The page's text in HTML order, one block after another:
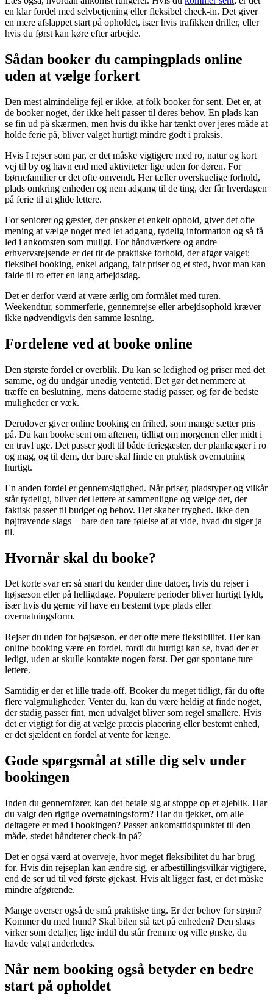
en klar fordel med selvbetjening eller fleksibel check-in. Det giver
en mere afslappet start på opholdet, især hvis trafikken driller, eller
hvis du først kan køre efter arbejde.
Sådan booker du campingplads online
uden at vælge forkert
Den mest almindelige fejl er ikke, at folk booker for sent. Det er, at
de booker noget, der ikke helt passer til deres behov. En plads kan
se fin ud på skærmen, men hvis du ikke har tænkt over jeres måde at
holde ferie på, bliver valget hurtigt mindre godt i praksis.
Hvis I rejser som par, er det måske vigtigere med ro, natur og kort
vej til by og havn end med aktiviteter lige uden for døren. For
børnefamilier er det ofte omvendt. Her tæller overskuelige forhold,
plads omkring enheden og nem adgang til de ting, der får hverdagen
på ferie til at glide lettere.
For seniorer og gæster, der ønsker et enkelt ophold, giver det ofte
mening at vælge noget med let adgang, tydelig information og så få
led i ankomsten som muligt. For håndværkere og andre
erhvervsrejsende er det tit de praktiske forhold, der afgør valget:
fleksibel booking, enkel adgang, fair priser og et sted, hvor man kan
falde til ro efter en lang arbejdsdag.
Det er derfor værd at være ærlig om formålet med turen.
Weekendtur, sommerferie, gennemrejse eller arbejdsophold kræver
ikke nødvendigvis den samme løsning.
Fordelene ved at booke online
Den største fordel er overblik. Du kan se ledighed og priser med det
samme, og du undgår unødig ventetid. Det gør det nemmere at
træffe en beslutning, mens datoerne stadig passer, og før de bedste
muligheder er væk.
Derudover giver online booking en frihed, som mange sætter pris
på. Du kan booke sent om aftenen, tidligt om morgenen eller midt i
en travl uge. Det passer godt til både feriegæster, der planlægger i ro
og mag, og til dem, der bare skal finde en praktisk overnatning
hurtigt.
En anden fordel er gennemsigtighed. Når priser, pladstyper og vilkår
står tydeligt, bliver det lettere at sammenligne og vælge det, der
faktisk passer til budget og behov. Det skaber tryghed. Ikke den
højtravende slags – bare den rare følelse af at vide, hvad du siger ja
til.
Hvornår skal du booke?
Det korte svar er: så snart du kender dine datoer, hvis du rejser i
højsæson eller på helligdage. Populære perioder bliver hurtigt fyldt,
især hvis du gerne vil have en bestemt type plads eller
overnatningsform.
Rejser du uden for højsæson, er der ofte mere fleksibilitet. Her kan
online booking være en fordel, fordi du hurtigt kan se, hvad der er
ledigt, uden at skulle kontakte nogen først. Det gør spontane ture
lettere.
Samtidig er der et lille trade-off. Booker du meget tidligt, får du ofte
flere valgmuligheder. Venter du, kan du være heldig at finde noget,
der stadig passer fint, men udvalget bliver som regel smallere. Hvis
det er vigtigt for dig at vælge præcis placering eller bestemt enhed,
er det sjældent en fordel at vente for længe.
Gode spørgsmål at stille dig selv under
bookingen
Inden du gennemfører, kan det betale sig at stoppe op et øjeblik. Har
du valgt den rigtige overnatningsform? Har du tjekket, om alle
deltagere er med i bookingen? Passer ankomsttidspunktet til den
måde, stedet håndterer check-in på?
Det er også værd at overveje, hvor meget fleksibilitet du har brug
for. Hvis din rejseplan kan ændre sig, er afbestillingsvilkår vigtigere,
end de ser ud til ved første øjekast. Hvis alt ligger fast, er det måske
mindre afgørende.
Mange overser også de små praktiske ting. Er der behov for strøm?
Kommer du med hund? Skal bilen stå tæt på enheden? Den slags
virker som detaljer, lige indtil du står fremme og ville ønske, du
havde valgt anderledes.
Når nem booking også betyder en bedre
start på opholdet